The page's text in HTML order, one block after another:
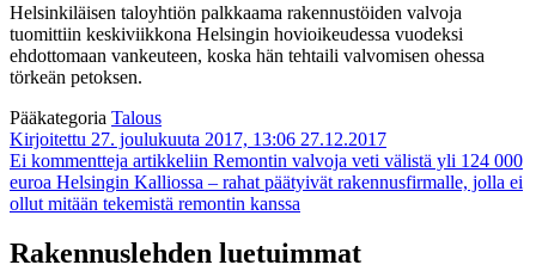
Helsinkiläisen taloyhtiön palkkaama rakennustöiden valvoja
tuomittiin keskiviikkona Helsingin hovioikeudessa vuodeksi
ehdottomaan vankeuteen, koska hän tehtaili valvomisen ohessa
törkeän petoksen.
Pääkategoria Talous
Kirjoitettu 27. joulukuuta 2017, 13:06 27.12.2017
Ei kommentteja artikkeliin Remontin valvoja veti välistä yli 124 000
euroa Helsingin Kalliossa – rahat päätyivät rakennusfirmalle, jolla ei
ollut mitään tekemistä remontin kanssa
Rakennuslehden luetuimmat